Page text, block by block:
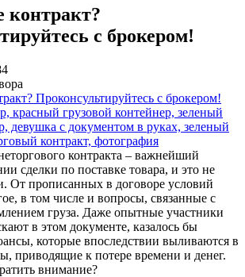
контракт?
с брокером!
контракта – важнейший
сделки по поставке товара, и это не
От прописанных в договоре условий
в том числе и вопросы, связанные с
груза. Даже опытные участники
в этом документе, казалось бы
которые впоследствии выливаются в
приводящие к потере времени и денег.
внимание?